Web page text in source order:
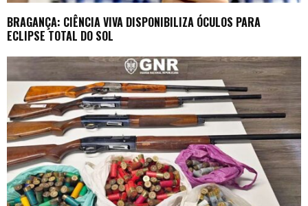
BRAGANÇA: CIÊNCIA VIVA DISPONIBILIZA ÓCULOS PARA
ECLIPSE TOTAL DO SOL